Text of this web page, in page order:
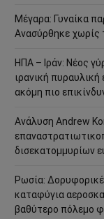
Μέγαρα: Γυναίκα
Ανασύρθηκε χωρίς
ΗΠΑ – Ιράν: Νέος
ιρανική
ακόμη πιο
Ανάλυση Andrew
δισεκατομμυρίων
Ρωσία:
καταφύγια
βαθύτερο πόλεμο